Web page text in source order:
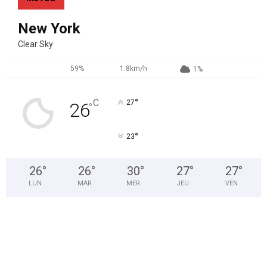
New York
Clear Sky
59% 1.8km/h 1%
26°C 27°
23°
26°
LUN
26°
MAR
30°
MER
27°
JEU
27°
VEN